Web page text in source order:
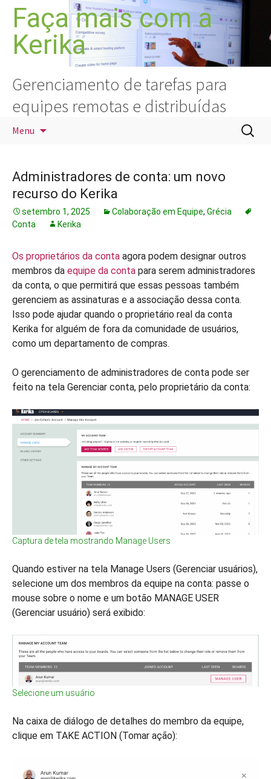
Pular
para
conteúdo
Faça mais com a
Kerika
Gerenciamento de tarefas para
equipes remotas e distribuídas
Menu
por:
Administradores de conta: um novo
recurso do Kerika
setembro 1, 2025 Colaboração em Equipe, Grécia
Conta
Kerika
Os proprietários da conta agora podem designar outros
membros da equipe da conta para serem administradores
da conta, o que permitirá que essas pessoas também
gerenciem as assinaturas e a associação dessa conta.
Isso pode ajudar quando o proprietário real da conta
Kerika for alguém de fora da comunidade de usuários,
como um departamento de compras.
O gerenciamento de administradores de conta pode ser
feito na tela Gerenciar conta, pelo proprietário da conta:
Captura de tela mostrando Manage Users
Quando estiver na tela Manage Users (Gerenciar usuários),
selecione um dos membros da equipe na conta: passe o
mouse sobre o nome e um botão MANAGE USER
(Gerenciar usuário) será exibido:
Selecione um usuário
Na caixa de diálogo de detalhes do membro da equipe,
clique em TAKE ACTION (Tomar ação):